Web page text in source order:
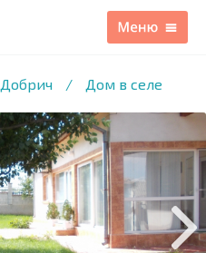
Добрич / Дом в селе